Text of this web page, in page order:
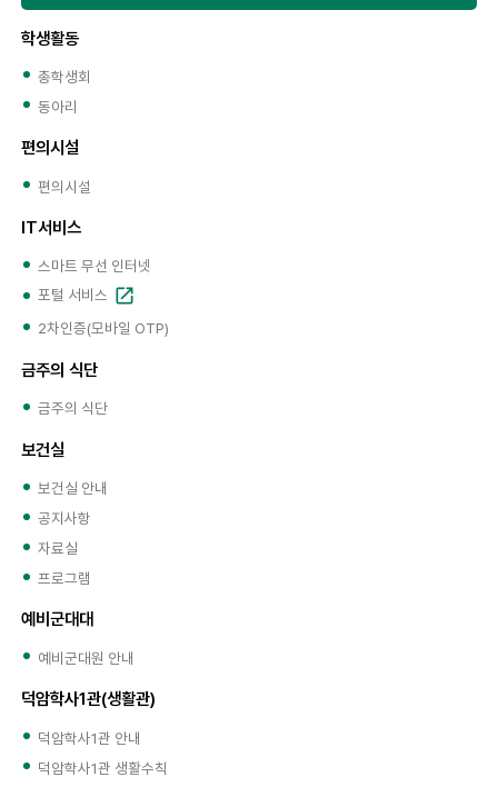
학생활동
총학생회
동아리
편의시설
편의시설
IT서비스
스마트 무선 인터넷
포털 서비스
2차인증(모바일 OTP)
금주의 식단
금주의 식단
보건실
보건실 안내
공지사항
자료실
프로그램
예비군대대
예비군대원 안내
덕암학사1관(생활관)
덕암학사1관 안내
덕암학사1관 생활수칙